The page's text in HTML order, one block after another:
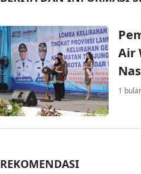
Air
1
REKOMENDASI